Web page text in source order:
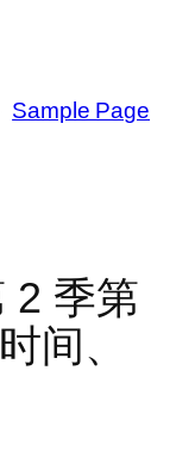
Sample Page
2 季第
间、